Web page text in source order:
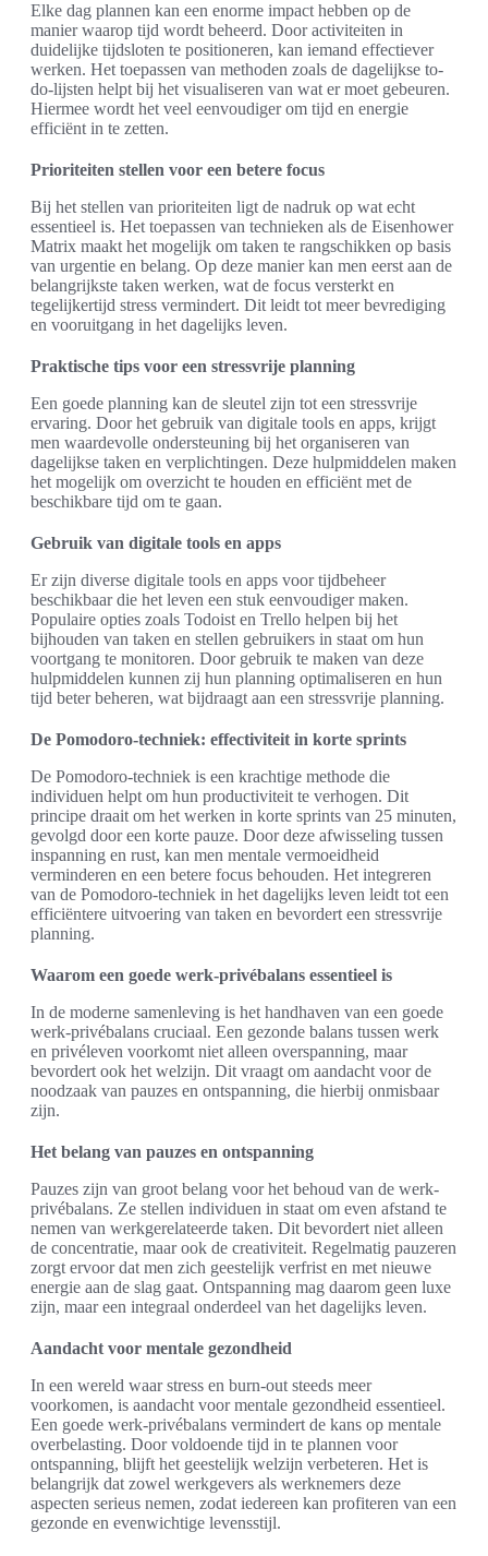
Elke dag plannen kan een enorme impact hebben op de
manier waarop tijd wordt beheerd. Door activiteiten in
duidelijke tijdsloten te positioneren, kan iemand effectiever
werken. Het toepassen van methoden zoals de dagelijkse to-
do-lijsten helpt bij het visualiseren van wat er moet gebeuren.
Hiermee wordt het veel eenvoudiger om tijd en energie
efficiënt in te zetten.
Prioriteiten stellen voor een betere focus
Bij het stellen van prioriteiten ligt de nadruk op wat echt
essentieel is. Het toepassen van technieken als de Eisenhower
Matrix maakt het mogelijk om taken te rangschikken op basis
van urgentie en belang. Op deze manier kan men eerst aan de
belangrijkste taken werken, wat de focus versterkt en
tegelijkertijd stress vermindert. Dit leidt tot meer bevrediging
en vooruitgang in het dagelijks leven.
Praktische tips voor een stressvrije planning
Een goede planning kan de sleutel zijn tot een stressvrije
ervaring. Door het gebruik van digitale tools en apps, krijgt
men waardevolle ondersteuning bij het organiseren van
dagelijkse taken en verplichtingen. Deze hulpmiddelen maken
het mogelijk om overzicht te houden en efficiënt met de
beschikbare tijd om te gaan.
Gebruik van digitale tools en apps
Er zijn diverse digitale tools en apps voor tijdbeheer
beschikbaar die het leven een stuk eenvoudiger maken.
Populaire opties zoals Todoist en Trello helpen bij het
bijhouden van taken en stellen gebruikers in staat om hun
voortgang te monitoren. Door gebruik te maken van deze
hulpmiddelen kunnen zij hun planning optimaliseren en hun
tijd beter beheren, wat bijdraagt aan een stressvrije planning.
De Pomodoro-techniek: effectiviteit in korte sprints
De Pomodoro-techniek is een krachtige methode die
individuen helpt om hun productiviteit te verhogen. Dit
principe draait om het werken in korte sprints van 25 minuten,
gevolgd door een korte pauze. Door deze afwisseling tussen
inspanning en rust, kan men mentale vermoeidheid
verminderen en een betere focus behouden. Het integreren
van de Pomodoro-techniek in het dagelijks leven leidt tot een
efficiëntere uitvoering van taken en bevordert een stressvrije
planning.
Waarom een goede werk-privébalans essentieel is
In de moderne samenleving is het handhaven van een goede
werk-privébalans cruciaal. Een gezonde balans tussen werk
en privéleven voorkomt niet alleen overspanning, maar
bevordert ook het welzijn. Dit vraagt om aandacht voor de
noodzaak van pauzes en ontspanning, die hierbij onmisbaar
zijn.
Het belang van pauzes en ontspanning
Pauzes zijn van groot belang voor het behoud van de werk-
privébalans. Ze stellen individuen in staat om even afstand te
nemen van werkgerelateerde taken. Dit bevordert niet alleen
de concentratie, maar ook de creativiteit. Regelmatig pauzeren
zorgt ervoor dat men zich geestelijk verfrist en met nieuwe
energie aan de slag gaat. Ontspanning mag daarom geen luxe
zijn, maar een integraal onderdeel van het dagelijks leven.
Aandacht voor mentale gezondheid
In een wereld waar stress en burn-out steeds meer
voorkomen, is aandacht voor mentale gezondheid essentieel.
Een goede werk-privébalans vermindert de kans op mentale
overbelasting. Door voldoende tijd in te plannen voor
ontspanning, blijft het geestelijk welzijn verbeteren. Het is
belangrijk dat zowel werkgevers als werknemers deze
aspecten serieus nemen, zodat iedereen kan profiteren van een
gezonde en evenwichtige levensstijl.